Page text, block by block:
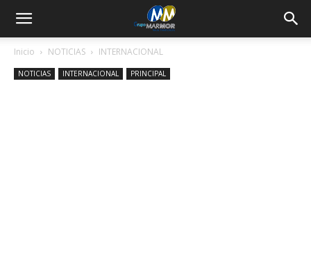
Inicio NOTICIAS INTERNACIONAL
NOTICIAS INTERNACIONAL PRINCIPAL